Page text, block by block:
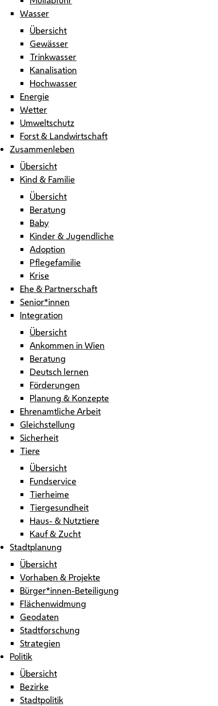
Wasser
Übersicht
Gewässer
Trinkwasser
Kanalisation
Hochwasser
Energie
Wetter
Umweltschutz
Forst & Landwirtschaft
Zusammenleben
Übersicht
Kind & Familie
Übersicht
Beratung
Baby
Kinder & Jugendliche
Adoption
Pflegefamilie
Krise
Ehe & Partnerschaft
Senior*innen
Integration
Übersicht
Ankommen in Wien
Beratung
Deutsch lernen
Förderungen
Planung & Konzepte
Ehrenamtliche Arbeit
Gleichstellung
Sicherheit
Tiere
Übersicht
Fundservice
Tierheime
Tiergesundheit
Haus- & Nutztiere
Kauf & Zucht
Stadtplanung
Übersicht
Vorhaben & Projekte
Bürger*innen-Beteiligung
Flächenwidmung
Geodaten
Stadtforschung
Strategien
Politik
Übersicht
Bezirke
Stadtpolitik